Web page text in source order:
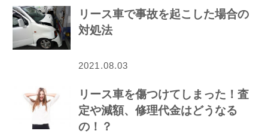
リース車で事故を起こした場合の
対処法
2021.08.03
リース車を傷つけてしまった！査
定や減額、修理代金はどうなる
の！？